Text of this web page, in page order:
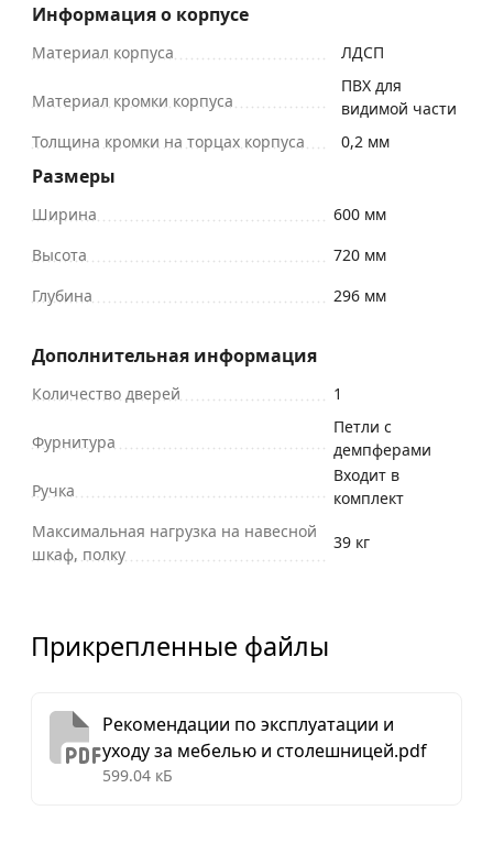
Информация о корпусе
Материал корпуса ЛДСП
Материал кромки корпуса
ПВХ для
видимой части
Толщина кромки на торцах корпуса
0,2 мм
Размеры
Ширина
600 мм
Высота
720 мм
Глубина
296 мм
Дополнительная информация
Количество дверей 1
Фурнитура
Петли с
демпферами
Ручка
Входит в
комплект
Максимальная нагрузка на навесной
шкаф, полку
39 кг
Прикрепленные файлы
Рекомендации по эксплуатации и
уходу за мебелью и столешницей.pdf
599.04 кБ